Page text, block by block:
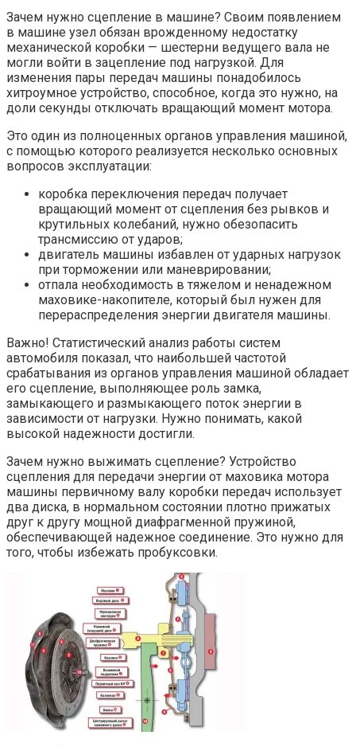
Зачем нужно сцепление в машине? Своим появлением
в машине узел обязан врожденному недостатку
механической коробки — шестерни ведущего вала не
могли войти в зацепление под нагрузкой. Для
изменения пары передач машины понадобилось
хитроумное устройство, способное, когда это нужно, на
доли секунды отключать вращающий момент мотора.
Это один из полноценных органов управления машиной,
с помощью которого реализуется несколько основных
вопросов эксплуатации:
коробка переключения передач получает
вращающий момент от сцепления без рывков и
крутильных колебаний, нужно обезопасить
трансмиссию от ударов;
двигатель машины избавлен от ударных нагрузок
при торможении или маневрировании;
отпала необходимость в тяжелом и ненадежном
маховике-накопителе, который был нужен для
перераспределения энергии двигателя машины.
Важно! Статистический анализ работы систем
автомобиля показал, что наибольшей частотой
срабатывания из органов управления машиной обладает
его сцепление, выполняющее роль замка,
замыкающего и размыкающего поток энергии в
зависимости от нагрузки. Нужно понимать, какой
высокой надежности достигли.
Зачем нужно выжимать сцепление? Устройство
сцепления для передачи энергии от маховика мотора
машины первичному валу коробки передач использует
два диска, в нормальном состоянии плотно прижатых
друг к другу мощной диафрагменной пружиной,
обеспечивающей надежное соединение. Это нужно для
того, чтобы избежать пробуксовки.